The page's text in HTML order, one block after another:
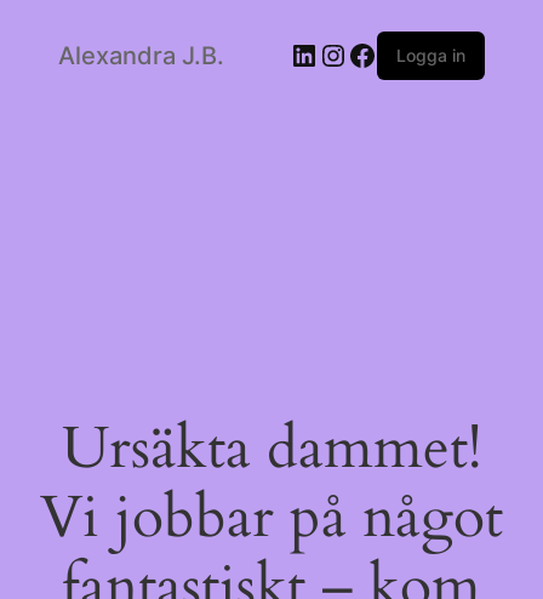
Alexandra J.B. LinkedIn
Instagram
Facebook
Logga in
Ursäkta dammet!
Vi jobbar på något